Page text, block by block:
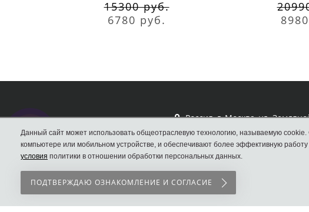
15300 руб.
6780 руб.
Россия, г. Москва, ул.
Вал, д.33
Кроссовки Nike
Наш
Данный сайт может использовать общеотраслевую технологию, называемую
компьютере или мобильном устройстве, и обеспечивают более эффективную
условия политики в отношении обработки персональных данных.
ПОДТВЕРЖДАЮ ОЗНАКОМЛЕНИЕ И СОГЛАСИЕ